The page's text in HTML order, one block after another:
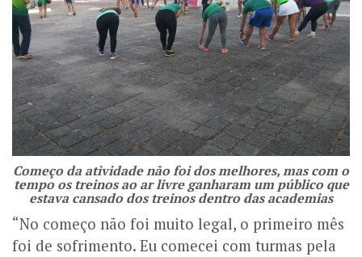
Começo da atividade não foi dos melhores, mas com o
tempo os treinos ao ar livre ganharam um público que
estava cansado dos treinos dentro das academias
“No começo não foi muito legal, o primeiro mês
foi de sofrimento. Eu comecei com turmas pela